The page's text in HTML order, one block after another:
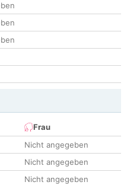
Frau
Nicht angegeben
Nicht angegeben
Nicht angegeben